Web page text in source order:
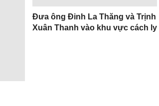
Đưa ông Đinh La Thăng và Trịnh
Xuân Thanh vào khu vực cách ly